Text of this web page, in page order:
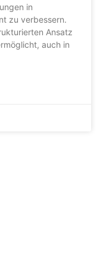
in
zu verbessern.
Ansatz
auch in